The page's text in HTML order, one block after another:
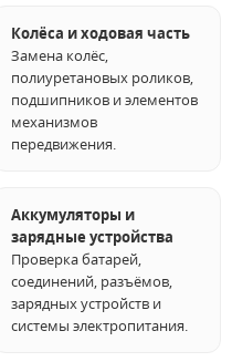
Колёса и ходовая часть
Замена колёс,
полиуретановых роликов,
подшипников и элементов
механизмов
передвижения.
Аккумуляторы и
зарядные устройства
Проверка батарей,
соединений, разъёмов,
зарядных устройств и
системы электропитания.